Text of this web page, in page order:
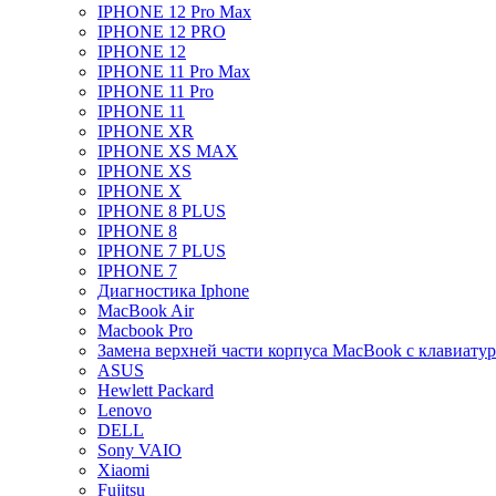
IPHONE 12 Pro Max
IPHONE 12 PRO
IPHONE 12
IPHONE 11 Pro Max
IPHONE 11 Pro
IPHONE 11
IPHONE XR
IPHONE XS MAX
IPHONE XS
IPHONE X
IPHONE 8 PLUS
IPHONE 8
IPHONE 7 PLUS
IPHONE 7
Диагностика Iphone
MacBook Air
Macbook Pro
Замена верхней части корпуса MacBook с
ASUS
Hewlett Packard
Lenovo
DELL
Sony VAIO
Xiaomi
Fujitsu